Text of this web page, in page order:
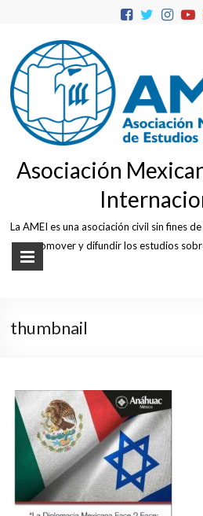
Asociación
La AMEI es una asociación civil sin fines
promover y difundir los estudios
thumbnail